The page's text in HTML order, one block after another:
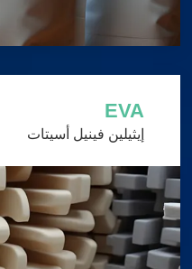
EVA
إيثيلين فينيل أسيتات